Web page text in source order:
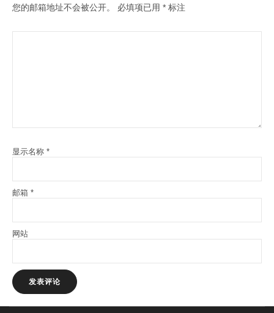
您的邮箱地址不会被公开。 必填项已用 * 标注
显示名称 *
邮箱 *
网站